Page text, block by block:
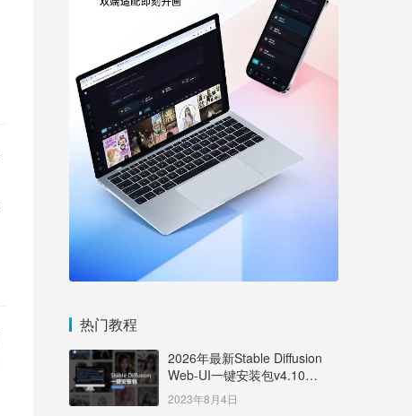
热门教程
2026年最新Stable Diffusion
Web-UI一键安装包v4.10
Windows版【支持50系显卡】
2023年8月4日